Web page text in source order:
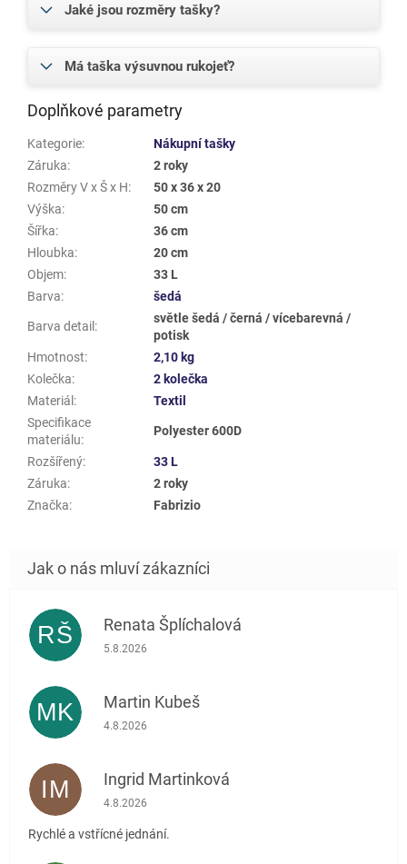
Jaké jsou rozměry tašky?
Má taška výsuvnou rukojeť?
Doplňkové parametry
Kategorie:
Nákupní tašky
Záruka:
2 roky
Rozměry V x Š x H:
50 x 36 x 20
Výška:
50 cm
Šířka:
36 cm
Hloubka:
20 cm
Objem:
33 L
Barva: šedá
Barva detail :
světle šedá / černá / vícebarevná /
potisk
Hmotnost:
2,10 kg
Kolečka:
2 kolečka
Materiál :
Textil
Specifikace
materiálu:
Polyester 600D
Rozšířený:
33 L
Záruka:
2 roky
Značka: Fabrizio
RŠ Renata Šplíchalová
Hodnocení obchodu je 5 z 5 hvězdiček.
5.8.2026
MK Martin Kubeš
Hodnocení obchodu je 5 z 5 hvězdiček.
4.8.2026
IM Ingrid Martinková
Hodnocení obchodu je 5 z 5 hvězdiček.
4.8.2026
Rychlé a vstřícné jednání.